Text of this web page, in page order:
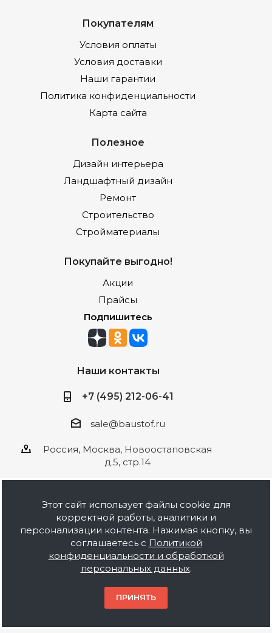
Покупателям
Условия оплаты
Условия доставки
Наши гарантии
Политика конфиденциальности
Карта сайта
Полезное
Дизайн интерьера
Ландшафтный дизайн
Ремонт
Строительство
Стройматериалы
Покупайте выгодно!
Акции
Прайсы
Подпишитесь
Наши контакты
+7 (495) 212-06-41
sale@baustof.ru
Россия, Москва, Новоостаповская
д.5, стр.14
2026 © ООО Баустов. Собственное
производство лакокрасочной продукции,
оптовая и розничная продажа строительных
материалов, комплектация объектов под ключ.
Информация на сайте носит ознакомительный
характер и не является публичной офертой.
Этот сайт использует файлы cookie для
корректной работы, аналитики и
персонализации контента. Нажимая кнопку, вы
соглашаетесь с Политикой
конфиденциальности и обработкой
персональных данных.
ПРИНЯТЬ